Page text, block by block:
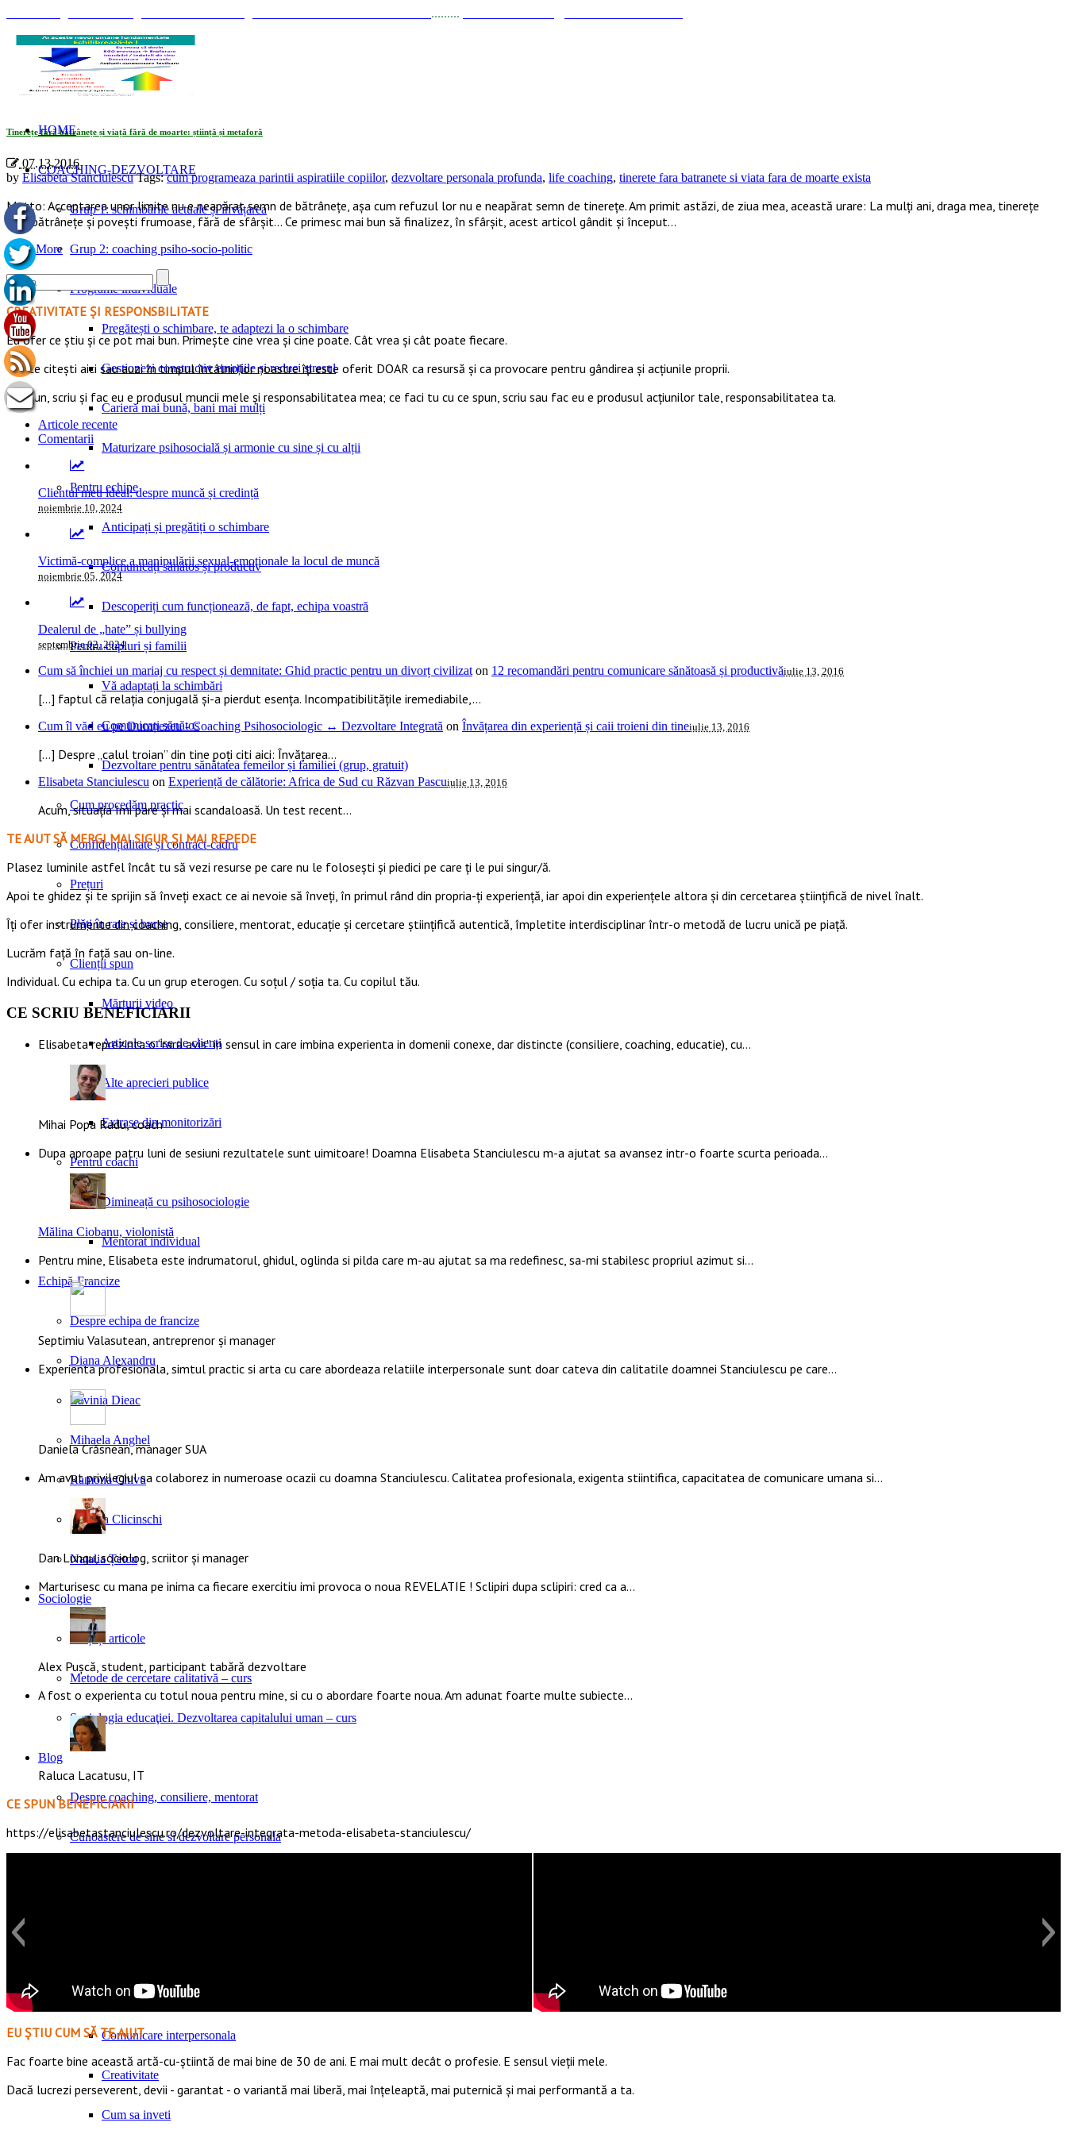
.........
HOME
COACHING-DEZVOLTARE
Grup 1: schimbările actuale și învățarea
Grup 2: coaching psiho-socio-politic
Programe individuale
Pregătești o schimbare, te adaptezi la o schimbare
Gestionezi constructiv emoțiile și reduci stresul
Carieră mai bună, bani mai mulți
Maturizare psihosocială și armonie cu sine și cu alții
Pentru echipe
Anticipați și pregătiți o schimbare
Comunicați sănătos și productiv
Descoperiți cum funcționează, de fapt, echipa voastră
Pentru cupluri și familii
Vă adaptați la schimbări
Comunicați sănătos
Dezvoltare pentru sănătatea femeilor și familiei (grup, gratuit)
Cum procedăm practic
Confidențialitate și contract-cadru
Prețuri
Plăți în rate și burse
Clienții spun
Mărturii video
Articole scrise de clienți
Alte aprecieri publice
Extrase din monitorizări
Pentru coachi
Dimineață cu psihosociologie
Mentorat individual
Echipă-Francize
Despre echipa de francize
Diana Alexandru
Lavinia Dieac
Mihaela Anghel
Ramona Chivu
Claudia Clicinschi
Natalia Țetcu
Sociologie
Cărți și articole
Metode de cercetare calitativă – curs
Sociologia educaţiei. Dezvoltarea capitalului uman – curs
Blog
Despre coaching, consiliere, mentorat
Cunoastere de sine si dezvoltare personala
Psihologie pozitiva aplicata
Comunicare interpersonala
Creativitate
Cum sa inveti
Tinerețe fără bătrânețe și viață fără de moarte: știință și metaforă
07.13.2016
by Elisabeta Stanciulescu Tags:cum programeaza parintii aspiratiile copiilor, dezvoltare personala profunda, life coaching, tinerete fara batranete si viata fara de moarte exista
Motto: Acceptarea unor limite nu e neapărat semn de bătrânețe, așa cum refuzul lor nu e neapărat semn de tinerețe. Am primit astăzi, de ziua mea, această urare: La mulți ani, draga mea, tinerețe
fără bătrânețe și povești frumoase, fără de sfârșit… Ce primesc mai bun să finalizez, în sfârșit, acest articol gândit și început…
Read More
CREATIVITATE ȘI RESPONSBILITATE
Eu ofer ce ştiu şi ce pot mai bun. Primeşte cine vrea şi cine poate. Cât vrea şi cât poate fiecare.
Tot ce citești aici sau auzi în timpul întâlnirilor noastre îți este oferit DOAR ca resursă şi ca provocare pentru gândirea și acţiunile proprii.
Ce spun, scriu și fac eu e produsul muncii mele și responsabilitatea mea; ce faci tu cu ce spun, scriu sau fac eu e produsul acțiunilor tale, responsabilitatea ta.
Articole recente
Comentarii
Clientul meu ideal: despre muncă și credință
noiembrie 10, 2024
Victimă-complice a manipulării sexual-emoționale la locul de muncă
noiembrie 05, 2024
Dealerul de „hate” și bullying
septembrie 02, 2024
Cum să închiei un mariaj cu respect și demnitate: Ghid practic pentru un divorț civilizat on 12 recomandări pentru comunicare sănătoasă și productivăiulie 13, 2016
[…] faptul că relația conjugală și-a pierdut esența. Incompatibilitățile iremediabile,...
Cum îl văd eu pe Dumnezeu - Coaching Psihosociologic ↔ Dezvoltare Integrată on Învățarea din experiență și caii troieni din tineiulie 13, 2016
[…] Despre „calul troian” din tine poți citi aici: Învățarea...
Elisabeta Stanciulescu on Experiență de călătorie: Africa de Sud cu Răzvan Pascuiulie 13, 2016
Acum, situația îmi pare și mai scandaloasă. Un test recent...
TE AJUT SĂ MERGI MAI SIGUR ȘI MAI REPEDE
​​Plasez luminile astfel încât tu să vezi resurse pe care nu le folosești și piedici pe care ți le pui singur/ă.
Apoi te ghidez și te sprijin să înveți exact ce ai nevoie să înveți, în primul rând din propria-ți experiență, iar apoi din experiențele altora și din cercetarea științifică de nivel înalt.
Îți ofer instrumente din coaching, consiliere, mentorat, educație și cercetare științifică autentică, împletite interdisciplinar într-o metodă de lucru unică pe piață.
Lucrăm față în față sau on-line.
Individual. Cu echipa ta. Cu un grup eterogen. Cu soțul / soția ta. Cu copilul tău.
CE SCRIU BENEFICIARII
Elisabeta reprezinta o “rara avis” in sensul in care imbina experienta in domenii conexe, dar distincte (consiliere, coaching, educatie), cu…
Mihai Popa Radu, coach
Dupa aproape patru luni de sesiuni rezultatele sunt uimitoare! Doamna Elisabeta Stanciulescu m-a ajutat sa avansez intr-o foarte scurta perioada…
Mălina Ciobanu, violonistă
Pentru mine, Elisabeta este indrumatorul, ghidul, oglinda si pilda care m-au ajutat sa ma redefinesc, sa-mi stabilesc propriul azimut si…
Septimiu Valasutean, antreprenor și manager
Experienta profesionala, simtul practic si arta cu care abordeaza relatiile interpersonale sunt doar cateva din calitatile doamnei Stanciulescu pe care…
Daniela Crăsnean, manager SUA
Am avut privilegiul sa colaborez in numeroase ocazii cu doamna Stanciulescu. Calitatea profesionala, exigenta stiintifica, capacitatea de comunicare umana si…
Dan Lungu, sociolog, scriitor și manager
Marturisesc cu mana pe inima ca fiecare exercitiu imi provoca o noua REVELATIE ! Sclipiri dupa sclipiri: cred ca a…
Alex Pușcă, student, participant tabără dezvoltare
A fost o experienta cu totul noua pentru mine, si cu o abordare foarte noua. Am adunat foarte multe subiecte…
Raluca Lacatusu, IT
CE SPUN BENEFICIARII
https://elisabetastanciulescu.ro/dezvoltare-integrata-metoda-elisabeta-stanciulescu/
EU ȘTIU CUM SĂ TE AJUT
Fac foarte bine această artă-cu-știintă de mai bine de 30 de ani. E mai mult decât o profesie. E sensul vieții mele.
Dacă lucrezi perseverent, devii - garantat - o variantă mai liberă, mai înțeleaptă, mai puternică și mai performantă a ta.